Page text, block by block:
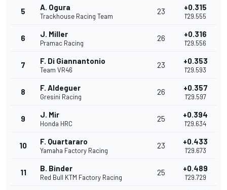
5 A. Ogura
Trackhouse Racing Team
23 +0.315
1'29.555
6 J. Miller
Pramac Racing
26 +0.316
1'29.556
7 F. Di Giannantonio
Team VR46
23 +0.353
1'29.593
8 F. Aldeguer
Gresini Racing
26 +0.357
1'29.597
9 J. Mir
Honda HRC
25 +0.394
1'29.634
10 F. Quartararo
Yamaha Factory Racing
23 +0.433
1'29.673
11 B. Binder
Red Bull KTM Factory Racing
25 +0.489
1'29.729